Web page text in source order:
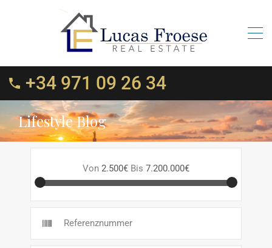
+34 971 09 26 34
Lifestyle Blog
Von 2.500€ Bis 7.200.000€